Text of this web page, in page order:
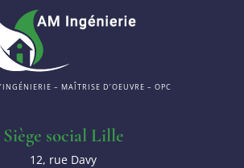
– MAÎTRISE D’OEUVRE – OPC
Siège social Lille
12, rue Davy